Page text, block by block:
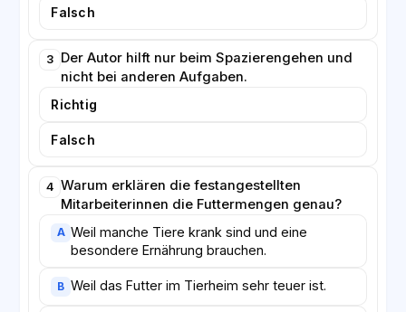
Falsch
3
Der Autor hilft nur beim Spazierengehen und
nicht bei anderen Aufgaben.
Richtig
Falsch
4 Warum erklären die festangestellten
Mitarbeiterinnen die Futtermengen genau?
A Weil manche Tiere krank sind und eine
besondere Ernährung brauchen.
B Weil das Futter im Tierheim sehr teuer ist.